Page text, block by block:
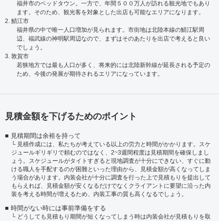
福井市のベッドタウン。一方で、年間５００万人が訪れる観光地でもあり
ます。そのため、観光客を対象とした出店も可能なエリアになります。
2. 鯖江市
福井県の中で唯一人口増加が見られます。市街地は北陸本線の鯖江駅周
辺、福武線の神明駅周辺なので、まずはそのあたりを出店で考えると良い
でしょう。
3. 敦賀市
若狭地方では最も人口が多く、将来的には北陸新幹線が延長される予定の
ため、今後の発展が期待されるエリアになっています。
見積金額を下げるためのポイント
見積期間は余裕を持って
見積作成には、私たちが考えている以上の労力と時間がかかります。スケ
ジュールギリギリで頼むのではなく、2~3週間程度は見積期間を確保しまし
ょう。スケジュールがタイトすぎると現地調査が十分にできない、すぐに動
ける職人を手配するのが困難といった理由から、見積金額が高くなってしま
う場合があります。内装会社が十分に調査を行った上で見積もりを提出して
もらえれば、見積金額が安くなるだけでなくクライアントに要望に沿った内
装を考える時間が増えるため、内装工事の質も高くなるでしょう。
時間がない時には事前準備をする
どうしても見積もり期間が短くなってしまう時は内装会社が見積もりを取